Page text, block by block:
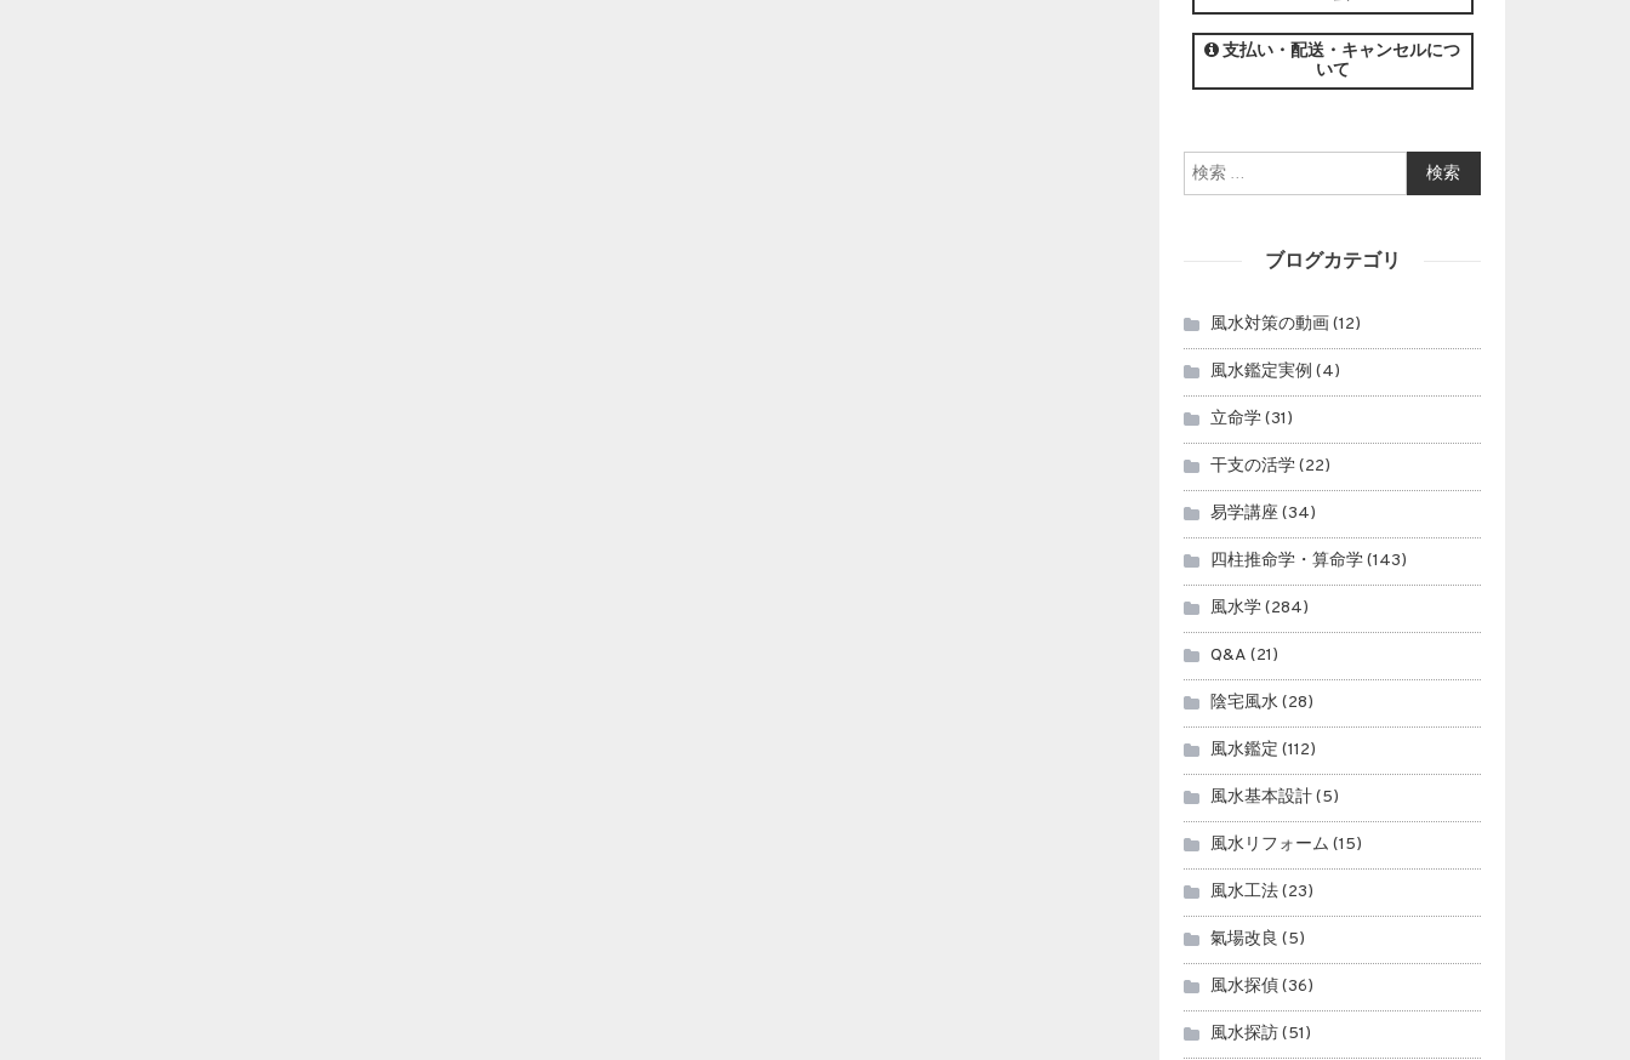
支払い・配送・キャンセルにつ
いて
検索:
ブログカテゴリ
風水対策の動画 (12)
風水鑑定実例 (4)
立命学(31)
干支の活学(22)
易学講座(34)
四柱推命学・算命学(143)
風水学(284)
Q&A (21)
陰宅風水(28)
風水鑑定 (112)
風水基本設計(5)
風水リフォーム (15)
風水工法(23)
氣場改良 (5)
風水探偵(36)
風水探訪(51)